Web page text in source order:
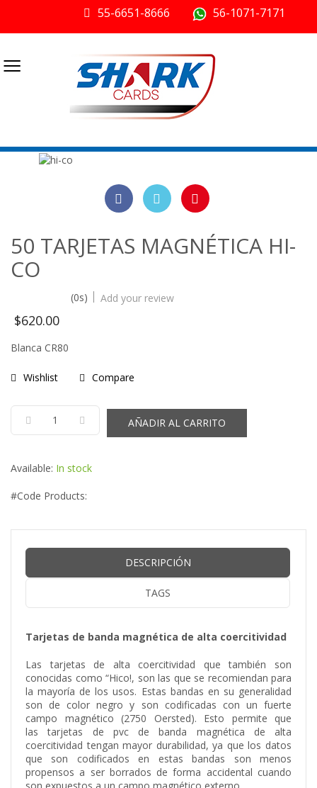
55-6651-8666 56-1071-7171
≡
50 TARJETAS MAGNÉTICA HI-
CO
(0s) Add your review
$620.00
Blanca CR80
Wishlist Compare
AÑADIR AL CARRITO
Available: In stock
#Code Products:
DESCRIPCIÓN
TAGS
Tarjetas de banda magnética de alta coercitividad
Las tarjetas de alta coercitividad que también son
conocidas como “Hico!, son las que se recomiendan para
la mayoría de los usos. Estas bandas en su generalidad
son de color negro y son codificadas con un fuerte
campo magnético (2750 Oersted). Esto permite que
las tarjetas de pvc de banda magnética de alta
coercitividad tengan mayor durabilidad, ya que los datos
que son codificados en estas bandas son menos
propensos a ser borrados de forma accidental cuando